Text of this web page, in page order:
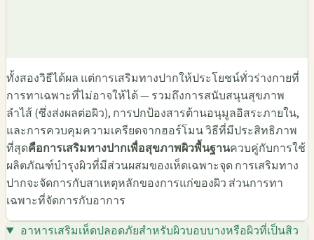
ทั้งสองวิธีได้ผล แต่การเสริมทางปากให้ประโยชน์ทั่วร่างกายที่
การทาเฉพาะที่ไม่อาจให้ได้ — รวมถึงการสนับสนุนสุขภาพ
ลำไส้ (ซึ่งส่งผลต่อผิว), การปกป้องสารต้านอนุมูลอิสระภายใน,
และการควบคุมความเครียดจากฮอร์โมน วิธีที่มีประสิทธิภาพ
ที่สุดคือการเสริมทางปากเพื่อสุขภาพผิวพื้นฐานควบคู่กับการใช้
ผลิตภัณฑ์บำรุงผิวที่มีส่วนผสมของเห็ดเฉพาะจุด การเสริมทาง
ปากจะจัดการกับสาเหตุหลักของการแก่ของผิว ส่วนการทา
เฉพาะที่จัดการกับอาการ
อาหารเสริมเห็ดปลอดภัยสำหรับผิวบอบบางหรือผิวที่เป็นสิว